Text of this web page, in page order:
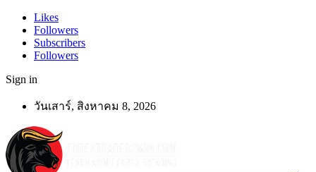
Likes
Followers
Subscribers
Followers
Sign in
วันเสาร์, สิงหาคม 8, 2026